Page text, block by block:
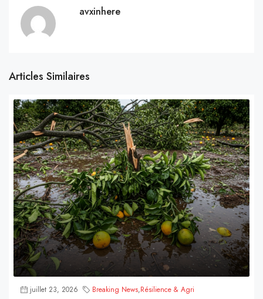
avxinhere
Articles Similaires
juillet 23, 2026 Breaking News,Résilience & Agri